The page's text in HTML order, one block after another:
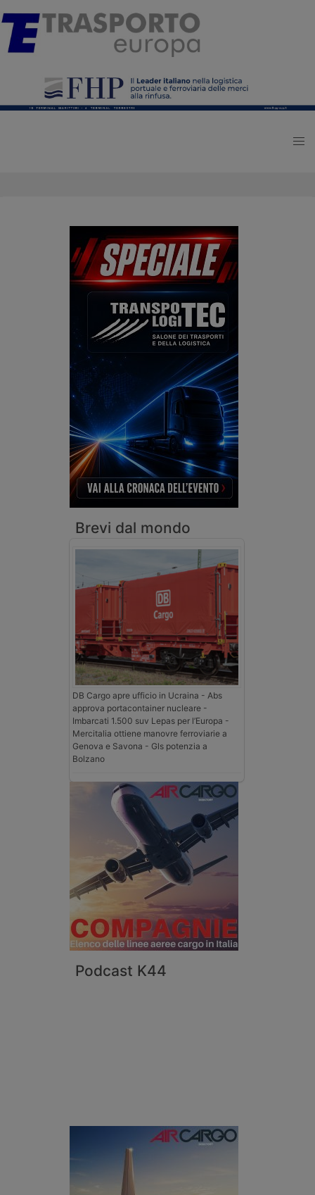
Brevi dal mondo
DB Cargo apre ufficio in Ucraina - Abs
approva portacontainer nucleare -
Imbarcati 1.500 suv Lepas per l’Europa -
Mercitalia ottiene manovre ferroviarie a
Genova e Savona - Gls potenzia a
Bolzano
Podcast K44